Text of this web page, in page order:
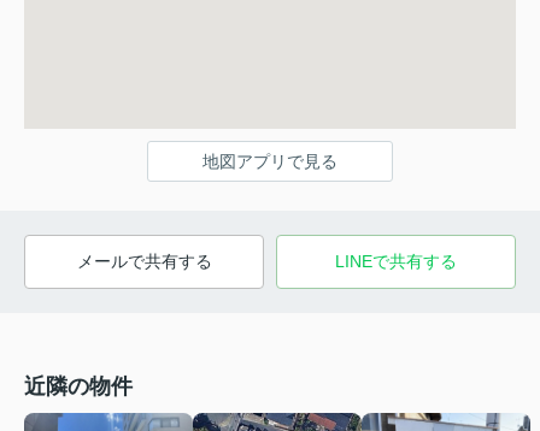
地図アプリで見る
メールで共有する LINEで共有する
近隣の物件